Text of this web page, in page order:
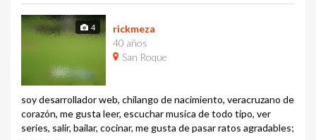
4
rickmeza
40 años
San Roque
soy desarrollador web, chilango de nacimiento, veracruzano de
corazón, me gusta leer, escuchar musica de todo tipo, ver
series, salir, bailar, cocinar, me gusta de pasar ratos agradables;